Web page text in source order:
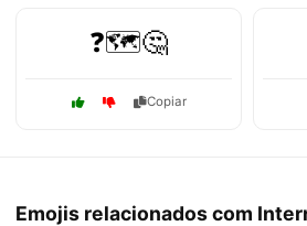
❓🗺️🤔
Copiar
Emojis relacionados com